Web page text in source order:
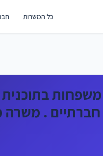
כל המשרות
משפחות
.